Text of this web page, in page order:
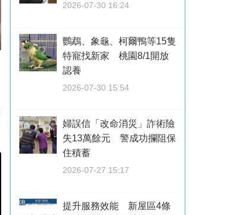
2026-07-30 16:24
鸚鵡、象龜、柯爾鴨等15隻
特寵找新家 桃園8/1開放
認養
2026-07-30 15:54
婦誤信「改命消災」詐術險
失13萬餘元 警成功攔阻保
住積蓄
2026-07-27 15:17
提升服務效能 新屋區4條